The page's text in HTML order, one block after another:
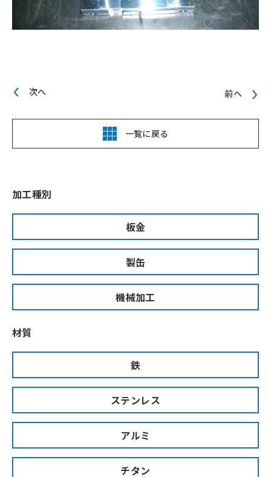
次へ 前へ
一覧に戻る
加工種別
板金
製缶
機械加工
材質
鉄
ステンレス
アルミ
チタン